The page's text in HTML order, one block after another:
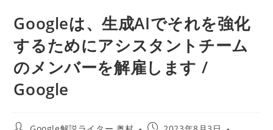
Googleは、生成AIでそれを強化
するためにアシスタントチーム
のメンバーを解雇します /
Google
投
投